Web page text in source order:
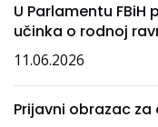
U Parlamentu
učinka o rodnoj
11.06.2026
Prijavni obrazac za